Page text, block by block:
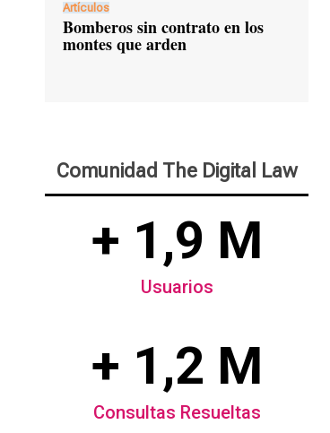
Artículos
Bomberos sin contrato en los
montes que arden
Comunidad The Digital Law
+ 1,9 M
Usuarios
+ 1,2 M
Consultas Resueltas